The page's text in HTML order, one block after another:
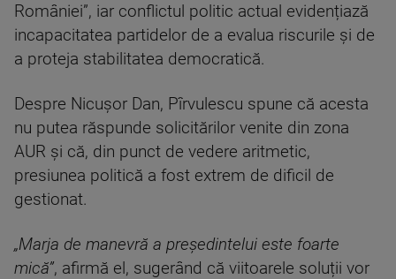
României”, iar conflictul politic actual evidențiază
incapacitatea partidelor de a evalua riscurile și de
a proteja stabilitatea democratică.
Despre Nicușor Dan, Pîrvulescu spune că acesta
nu putea răspunde solicitărilor venite din zona
AUR și că, din punct de vedere aritmetic,
presiunea politică a fost extrem de dificil de
gestionat.
„Marja de manevră a președintelui este foarte
mică”, afirmă el, sugerând că viitoarele soluții vor